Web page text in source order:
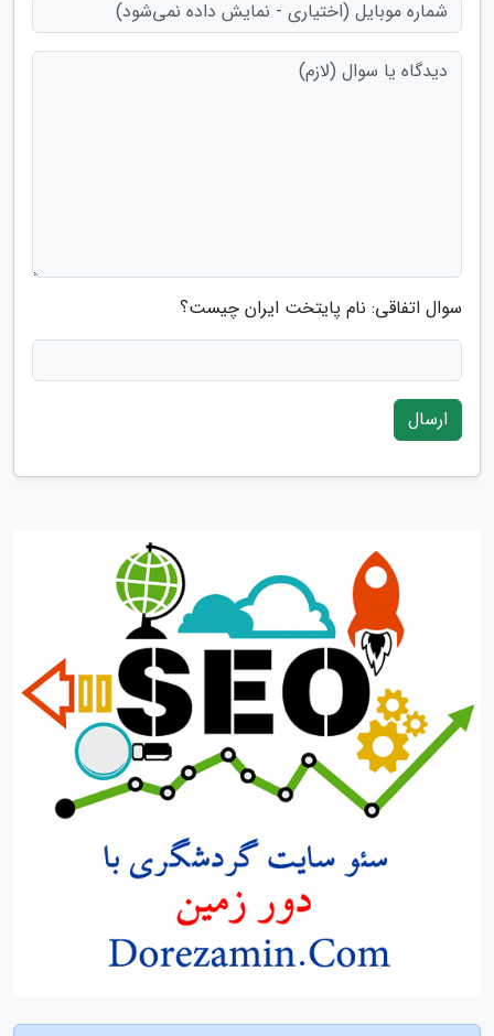
سوال اتفاقی: نام پایتخت ایران چیست؟
ارسال